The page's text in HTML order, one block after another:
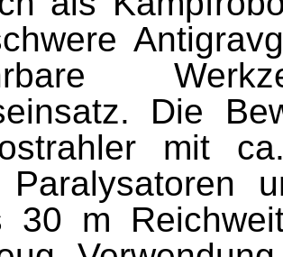
Die
mit
Paralysatoren
30 m